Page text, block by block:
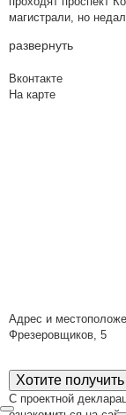
магистрали, но
развернуть
Вконтакте
На карте
Адрес и
Фрезеровщиков, 5
Хотите
С проектной